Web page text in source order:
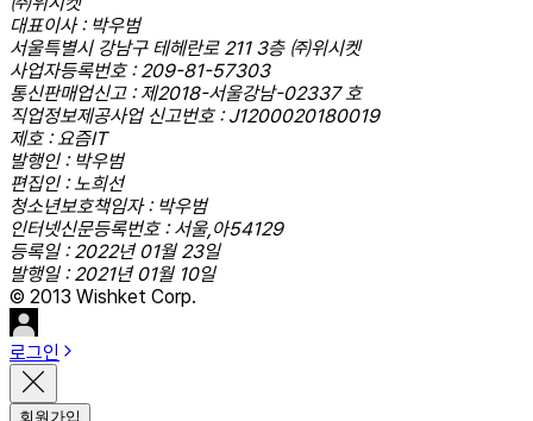
대표이사 : 박우범
서울특별시 강남구 테헤란로 211 3층 ㈜위시켓
사업자등록번호 : 209-81-57303
통신판매업신고 : 제2018-서울강남-02337 호
직업정보제공사업 신고번호 : J1200020180019
제호 : 요즘IT
발행인 : 박우범
편집인 : 노희선
청소년보호책임자 : 박우범
인터넷신문등록번호 : 서울,아54129
등록일 : 2022년 01월 23일
발행일 : 2021년 01월 10일
© 2013 Wishket Corp.
로그인
회원가입